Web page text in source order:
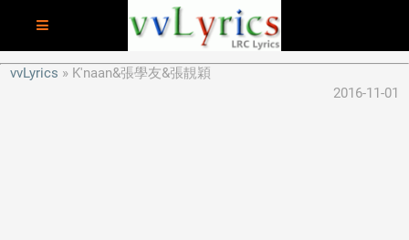
vvLyrics
K'naan&張學友&張靚穎
2016-11-01